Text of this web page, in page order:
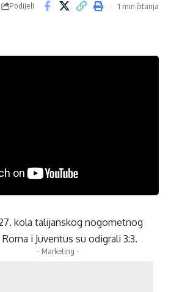
Podijeli 1 min čitanja
kola talijanskog nogometnog
i Juventus su odigrali 3:3.
- Marketing -